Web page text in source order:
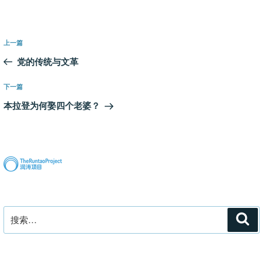
文
导
航
上
一
文
章
上一篇
党的传统与文革
下
一
下一篇
本拉登为何娶四个老婆？
索：